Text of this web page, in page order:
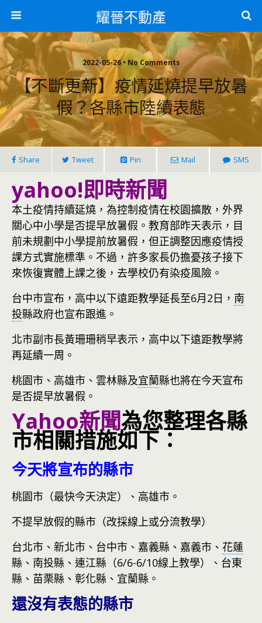
耀晉不動產
2022-05-26 • No Comments
【不斷更新】疫情延燒提早放暑
假？各縣市陸續表態
Share Tweet Pin Mail SMS
yahoo!即時新聞
本土疫情持續延燒，為控制疫情在校園擴散，外界
關心中小學是否提早放暑假。教育部昨天表示，目
前未規劃中小學提前放暑假，但正調整因應疫情授
課方式實施標準。不過，許多家長仍擔憂孩子接下
來恢復實體上課之後，去學校仍有染疫風險。
台中市宣布，高中以下遠距教學延長至6月2日， 南
投縣政府也宣布跟進。
北市副市長黃珊珊稍早表示，高中以下遠距教學將
再延續一周。
桃園市、高雄市、雲林縣及宜蘭縣也將在今天宣布
是否提早放暑假。
Yahoo新聞為您整理各縣
市相關措施如下：
今天將宣布的縣市
桃園市（最快今天決定）、高雄市。
不提早放假的縣市（改採線上或分流教學）
台北市、新北市、台中市、嘉義縣、嘉義市、 花蓮
縣、南投縣、連江縣（6/6-6/10線上教學）、台東
縣、苗栗縣、彰化縣、宜蘭縣。
還沒有表態的縣市